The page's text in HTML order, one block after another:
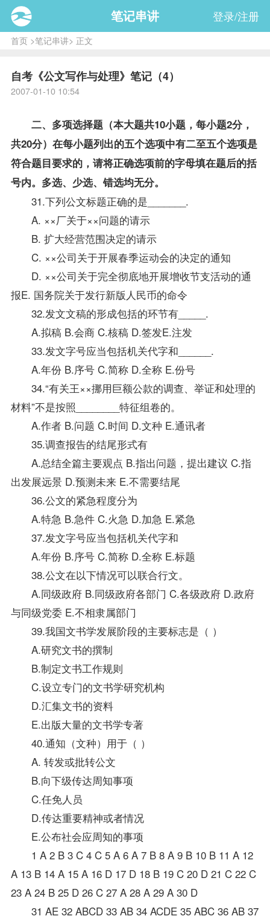
笔记串讲 登录/注册
首页>笔记串讲> 正文
自考《公文写作与处理》笔记（4）
2007-01-10 10:54
二、多项选择题（本大题共10小题，每小题2分，
共20分）在每小题列出的五个选项中有二至五个选项是
符合题目要求的，请将正确选项前的字母填在题后的括
号内。多选、少选、错选均无分。
31.下列公文标题正确的是_______.
A. ××厂关于××问题的请示
B. 扩大经营范围决定的请示
C. ××公司关于开展春季运动会的决定的通知
D. ××公司关于完全彻底地开展增收节支活动的通
报E. 国务院关于发行新版人民币的命令
32.发文文稿的形成包括的环节有_____.
A.拟稿 B.会商 C.核稿 D.签发E.注发
33.发文字号应当包括机关代字和______.
A.年份 B.序号 C.简称 D.全称 E.份号
34.“有关王××挪用巨额公款的调查、举证和处理的
材料”不是按照________特征组卷的。
A.作者 B.问题 C.时间 D.文种 E.通讯者
35.调查报告的结尾形式有
A.总结全篇主要观点 B.指出问题，提出建议 C.指
出发展远景 D.预测未来 E.不需要结尾
36.公文的紧急程度分为
A.特急 B.急件 C.火急 D.加急 E.紧急
37.发文字号应当包括机关代字和
A.年份 B.序号 C.简称 D.全称 E.标题
38.公文在以下情况可以联合行文。
A.同级政府 B.同级政府各部门 C.各级政府 D.政府
与同级党委 E.不相隶属部门
39.我国文书学发展阶段的主要标志是（ ）
A.研究文书的撰制
B.制定文书工作规则
C.设立专门的文书学研究机构
D.汇集文书的资料
E.出版大量的文书学专著
40.通知（文种）用于（ ）
A. 转发或批转公文
B.向下级传达周知事项
C.任免人员
D.传达重要精神或者情况
E.公布社会应周知的事项
1 A 2 B 3 C 4 C 5 A 6 A 7 B 8 A 9 B 10 B 11 A 12
A 13 B 14 A 15 A 16 D 17 D 18 B 19 C 20 D 21 C 22 C
23 A 24 B 25 D 26 C 27 A 28 A 29 A 30 D
31 AE 32 ABCD 33 AB 34 ACDE 35 ABC 36 AB 37